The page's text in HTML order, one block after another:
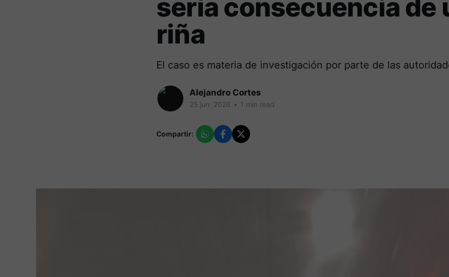
sería consecuencia de
riña
El caso es materia de investigación por parte de las
Alejandro Cortes
25 jun. 2026 • 1 min read
Compartir: